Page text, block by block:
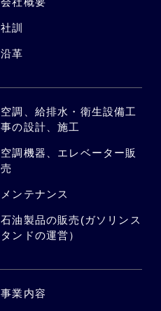
社訓
沿革
空調、給排水・衛生設備工
事の設計、施工
空調機器、エレベーター販
売
メンテナンス
石油製品の販売(ガソリンス
タンドの運営）
事業内容